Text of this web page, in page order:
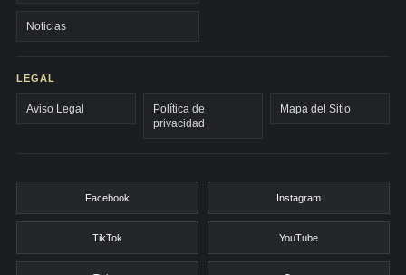
Noticias
LEGAL
Aviso Legal
Política de
privacidad
Mapa del Sitio
Facebook Instagram
TikTok YouTube